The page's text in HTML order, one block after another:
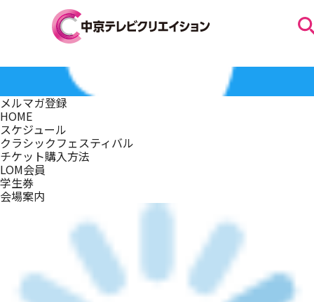
お知らせ
スケジュール
団体・法人の方へ
メルマガ登録
HOME
スケジュール
クラシックフェスティバル
チケット購入方法
LOM会員
学生券
会場案内